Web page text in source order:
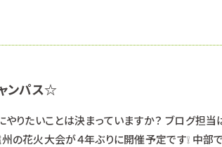
リミング体験☆ わんちゃんのマネキンにブ
ンパス☆
やりたいことは決まっていますか？ ブログ担
の花火大会が４年ぶりに開催予定です❕ 中